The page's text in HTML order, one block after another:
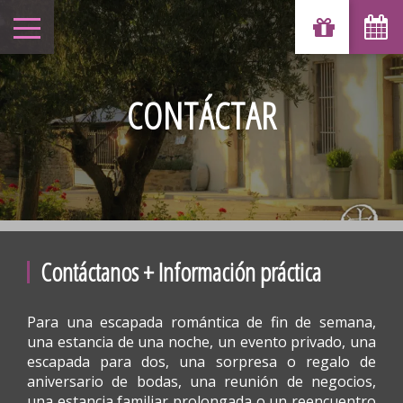
CONTÁCTAR
Contáctanos + Información práctica
Para una escapada romántica de fin de semana,
una estancia de una noche, un evento privado, una
escapada para dos, una sorpresa o regalo de
aniversario de bodas, una reunión de negocios,